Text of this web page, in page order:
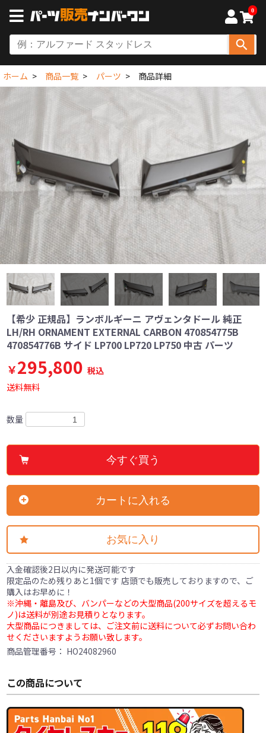
0
ホーム 商品一覧 パーツ 商品詳細
【希少 正規品】ランボルギーニ アヴェンタドール 純正
LH/RH ORNAMENT EXTERNAL CARBON 470854775B
470854776B サイド LP700 LP720 LP750 中古 パーツ
￥295,800 税込
送料無料
数量
今すぐ買う
カートに入れる
お気に入り
入金確認後2日以内に発送可能です
限定品のため残りあと1個です 店頭でも販売しておりますので、ご
購入はお早めに！
※沖縄・離島及び、バンパーなどの大型商品(200サイズを超えるモ
ノ)は送料が別途お見積りとなります。
大型商品につきましては、ご注文前に送料について必ずお問い合わ
せくださいますようお願い致します。
商品管理番号： HO24082960
この商品について